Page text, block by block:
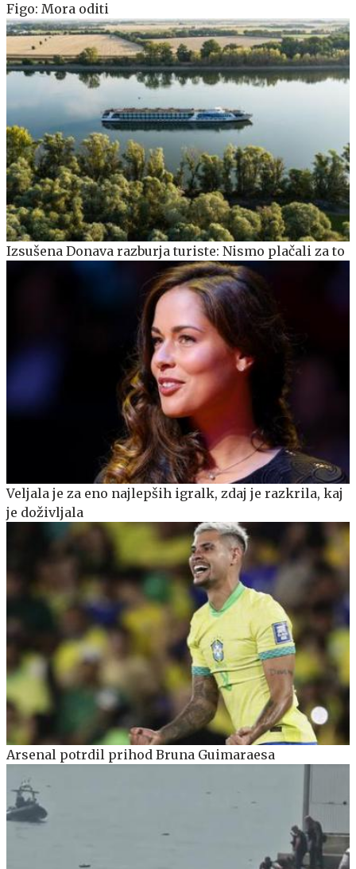
Figo: Mora oditi
Izsušena Donava razburja turiste: Nismo plačali za to
Veljala je za eno najlepših igralk, zdaj je razkrila, kaj
je doživljala
Arsenal potrdil prihod Bruna Guimaraesa